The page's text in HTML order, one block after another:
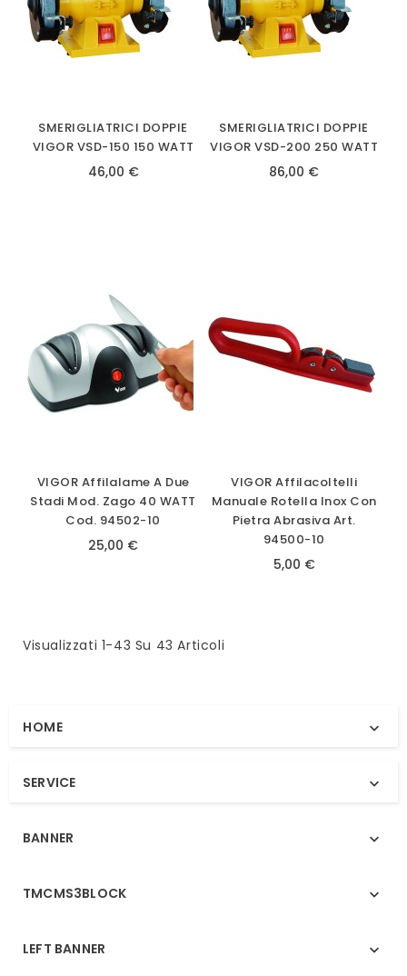
SMERIGLIATRICI DOPPIE
VIGOR VSD-150 150 WATT
46,00 €
SMERIGLIATRICI DOPPIE
VIGOR VSD-200 250 WATT
86,00 €
VIGOR Affilalame A Due
Stadi Mod. Zago 40 WATT
Cod. 94502-10
25,00 €
VIGOR Affilacoltelli
Manuale Rotella Inox Con
Pietra Abrasiva Art.
94500-10
5,00 €
Visualizzati 1-43 Su 43 Articoli
HOME 
SERVICE 
BANNER 
TMCMS3BLOCK 
LEFT BANNER 